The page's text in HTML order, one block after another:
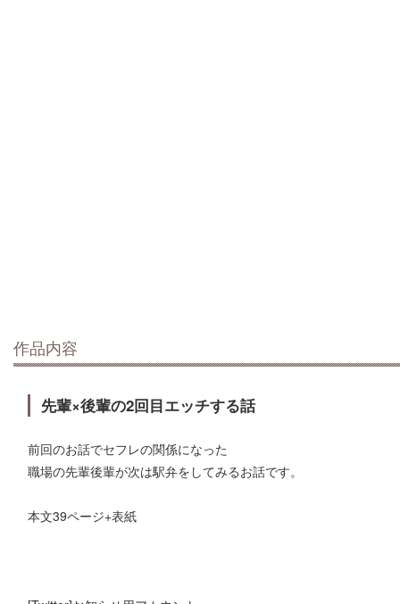
作品内容
先輩×後輩の2回目エッチする話
前回のお話でセフレの関係になった
職場の先輩後輩が次は駅弁をしてみるお話です。
本文39ページ+表紙